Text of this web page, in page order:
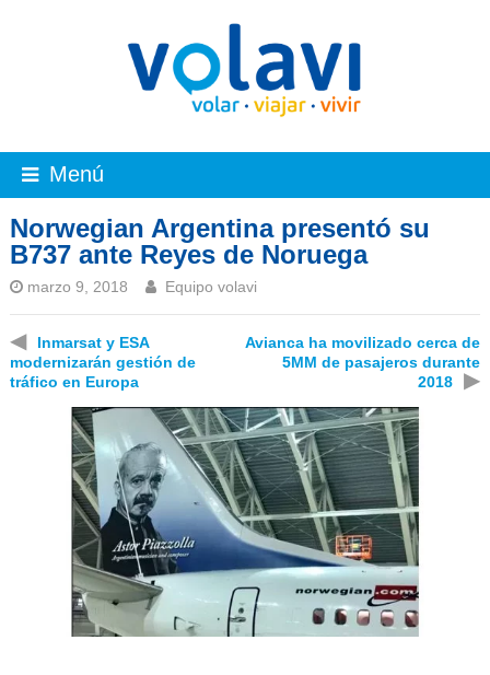
Menú
Norwegian Argentina presentó su
B737 ante Reyes de Noruega
marzo 9, 2018 Equipo volavi
◀
Inmarsat y ESA
modernizarán gestión de
tráfico en Europa
Avianca ha movilizado cerca de
5MM de pasajeros durante
2018
▶